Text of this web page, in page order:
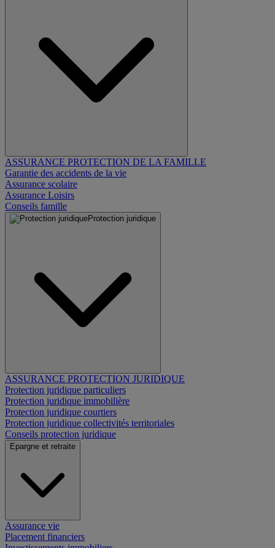
ASSURANCE PROTECTION DE LA FAMILLE
Garantie des accidents de la vie
Assurance scolaire
Assurance Loisirs
Conseils famille
Protection juridique
ASSURANCE PROTECTION JURIDIQUE
Protection juridique particuliers
Protection juridique immobilière
Protection juridique courtiers
Protection juridique collectivités territoriales
Conseils protection juridique
Epargne et retraite
Assurance vie
Placement financiers